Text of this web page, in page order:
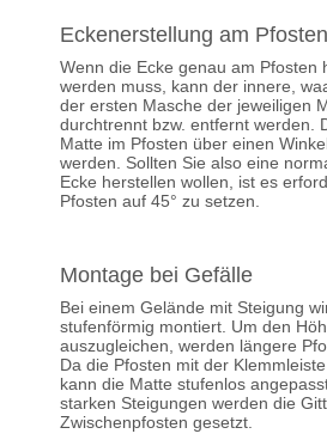
Eckenerstellung am Pfosten
Wenn die Ecke genau am Pfosten
werden muss, kann der innere,
der ersten Masche der jeweiligen
durchtrennt bzw. entfernt werden.
Matte im Pfosten über einen
werden. Sollten Sie also eine
Ecke herstellen wollen, ist es
Pfosten auf 45° zu setzen.
Montage bei Gefälle
Bei einem Gelände mit Steigung
stufenförmig montiert. Um den
auszugleichen, werden längere
Da die Pfosten mit der
kann die Matte stufenlos
starken Steigungen werden die
Zwischenpfosten gesetzt.